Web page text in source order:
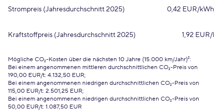
Strompreis (Jahresdurchschnitt 2025) 0,42 EUR/kWh
Kraftstoffpreis (Jahresdurchschnitt 2025) 1,92 EUR/l
Mögliche CO₂-Kosten über die nächsten 10 Jahre (15.000 km/Jahr)²:
Bei einem angenommenen mittleren durchschnittlichen CO₂-Preis von
190,00 EUR/t: 4.132,50 EUR;
Bei einem angenommenen niedrigen durchschnittlichen CO₂-Preis von
115,00 EUR/t: 2.501,25 EUR;
Bei einem angenommenen niedrigen durchschnittlichen CO₂-Preis von
50,00 EUR/t: 1.087,50 EUR